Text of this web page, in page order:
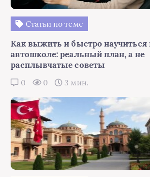
Статьи по теме
Как выжить и быстро научиться
автошколе: реальный план, а не
расплывчатые советы
0 0 3 мин.